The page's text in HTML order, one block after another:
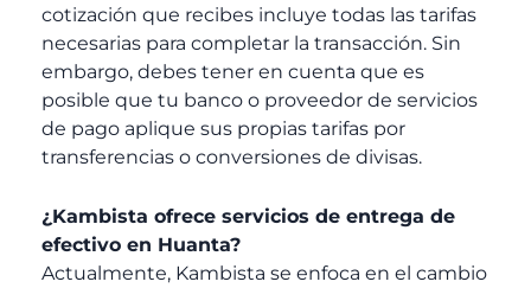
cotización que recibes incluye todas las tarifas
necesarias para completar la transacción. Sin
embargo, debes tener en cuenta que es
posible que tu banco o proveedor de servicios
de pago aplique sus propias tarifas por
transferencias o conversiones de divisas.
¿Kambista ofrece servicios de entrega de
efectivo en Huanta?
Actualmente, Kambista se enfoca en el cambio